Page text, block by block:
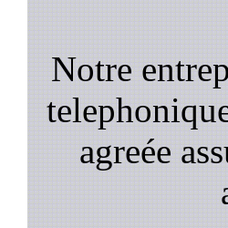
Notre
agreée